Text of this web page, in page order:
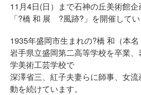
11月4日(日）まで石神の丘美術館企
「?橋 和 展 ?風跡?」を開催してい
1935年盛岡市生まれの?橋 和（本名
岩手県立盛岡第二高等学校を卒業
学美術工芸学校で
深澤省三、紅子夫妻らに師事、女
動を続けています。